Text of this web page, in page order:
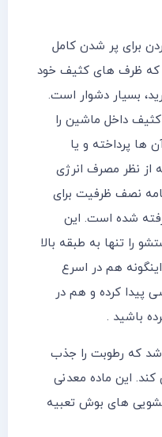
برای پر شدن کامل
که ظرف های کثیف خود
بسیار دشوار است.
داخل ماشین را
ها پرداخته و یا
از نظر مصرف انرژی
نصف ظرفیت برای
شده است. این
را تنها به طبقه بالا
هم در اسرع
پیدا کرده و هم در
باشید .
که رطوبت را جذب
این ماده معدنی
های بوش تعبیه